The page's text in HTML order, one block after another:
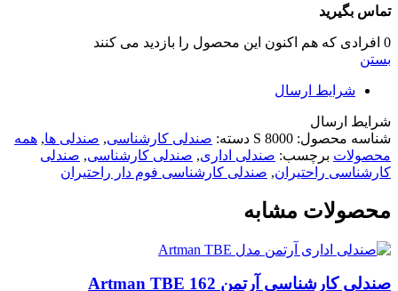
تماس بگیرید
0 افرادی که هم اکنون این محصول را بازدید می کنند
بستن
شرایط ارسال
شرایط ارسال
شناسه محصول: S 8000 دسته: صندلی کارشناسی, صندلی ها, همه
محصولات برچسب: صندلی اداری, صندلی کارشناسی, صندلی
کارشناسی راحتیران, صندلی کارشناسی فوم دار راحتیران
محصولات مشابه
صندلی کارشناسی آرتمن 162 Artman TBE